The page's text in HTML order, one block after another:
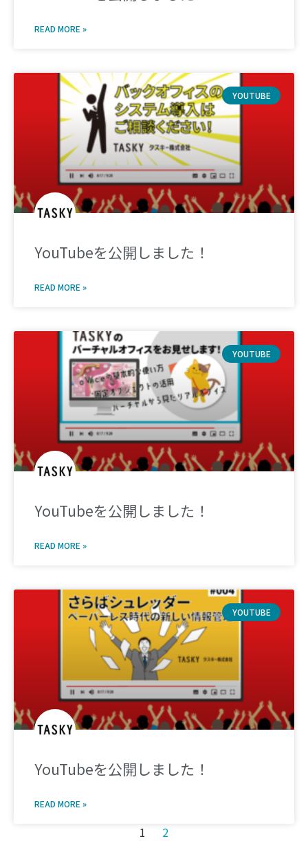
READ MORE »
YOUTUBE
YouTubeを公開しました！
READ MORE »
YOUTUBE
YouTubeを公開しました！
READ MORE »
YOUTUBE
YouTubeを公開しました！
READ MORE »
1 2